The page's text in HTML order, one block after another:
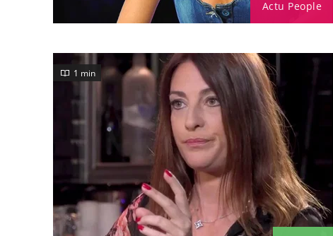
Actu People
1 min